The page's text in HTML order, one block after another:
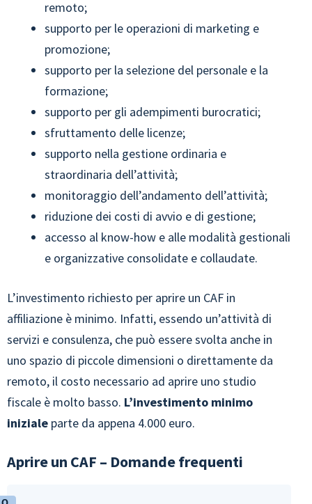
remoto;
supporto per le operazioni di marketing e
promozione;
supporto per la selezione del personale e la
formazione;
supporto per gli adempimenti burocratici;
sfruttamento delle licenze;
supporto nella gestione ordinaria e
straordinaria dell’attività;
monitoraggio dell’andamento dell’attività;
riduzione dei costi di avvio e di gestione;
accesso al know-how e alle modalità gestionali
e organizzative consolidate e collaudate.
L’investimento richiesto per aprire un CAF in
affiliazione è minimo. Infatti, essendo un’attività di
servizi e consulenza, che può essere svolta anche in
uno spazio di piccole dimensioni o direttamente da
remoto, il costo necessario ad aprire uno studio
fiscale è molto basso. L’investimento minimo
iniziale parte da appena 4.000 euro.
Aprire un CAF – Domande frequenti